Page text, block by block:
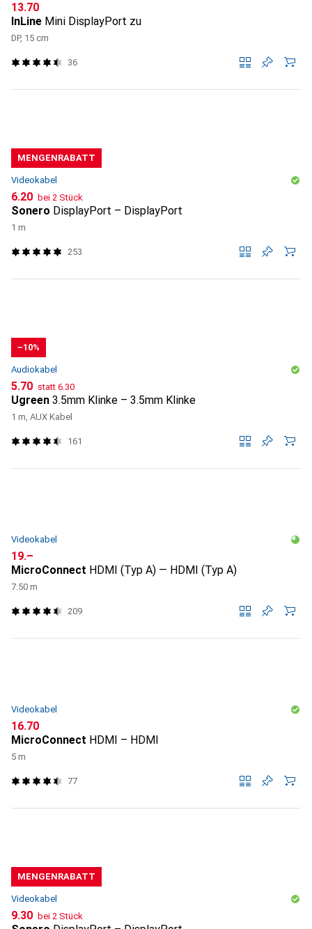
CHF
13.70
InLine Mini DisplayPort zu
DP, 15 cm
36
MENGENRABATT
Videokabel
CHF
6.20 bei 2 Stück
Sonero DisplayPort – DisplayPort
1 m
253
−10%
Audiokabel
CHF
5.70 statt CHF
6.30
Ugreen 3.5mm Klinke – 3.5mm Klinke
1 m, AUX Kabel
161
Videokabel
CHF
19.–
MicroConnect HDMI (Typ A) — HDMI (Typ A)
7.50 m
209
Videokabel
CHF
16.70
MicroConnect HDMI – HDMI
5 m
77
MENGENRABATT
Videokabel
CHF
9.30 bei 2 Stück